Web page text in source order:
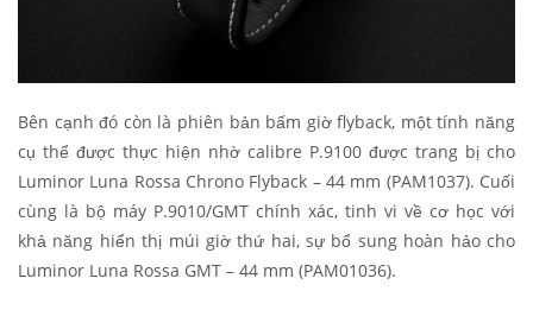
Bên cạnh đó còn là phiên bản bấm giờ flyback, một tính năng
cụ thể được thực hiện nhờ calibre P.9100 được trang bị cho
Luminor Luna Rossa Chrono Flyback – 44 mm (PAM1037). Cuối
cùng là bộ máy P.9010/GMT chính xác, tinh vi về cơ học với
khả năng hiển thị múi giờ thứ hai, sự bổ sung hoàn hảo cho
Luminor Luna Rossa GMT – 44 mm (PAM01036).